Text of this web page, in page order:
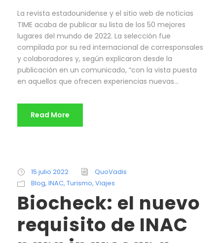
La revista estadounidense y el sitio web de noticias
TIME acaba de publicar su lista de los 50 mejores
lugares del mundo de 2022. La selección fue
compilada por su red internacional de corresponsales
y colaboradores y, según explicaron desde la
publicación en un comunicado, “con la vista puesta
en aquellos que ofrecen experiencias nuevas...
Read More
15 julio 2022
QuoVadis
Blog, INAC, Turismo, Viajes
Biocheck: el nuevo
requisito de INAC